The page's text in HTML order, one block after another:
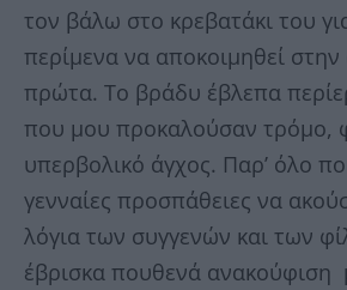
τον βάλω στο κρεβατάκι του
περίμενα να αποκοιμηθεί
πρώτα. Το βράδυ έβλεπα
που μου προκαλούσαν τρόμο,
υπερβολικό άγχος. Παρ’ όλο
γενναίες προσπάθειες να
λόγια των συγγενών και των
έβρισκα πουθενά ανακούφιση